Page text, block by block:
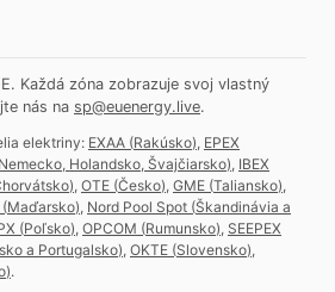
Každá zóna zobrazuje svoj vlastný
nás na sp@euenergy.live.
elektriny: EXAA (Rakúsko) EPEX
Holandsko, Švajčiarsko) IBEX
) OTE (Česko) GME (Taliansko)
(Maďarsko) Nord Pool Spot (Škandinávia a
(Poľsko) OPCOM (Rumunsko) SEEPEX
a Portugalsko) OKTE (Slovensko)
).